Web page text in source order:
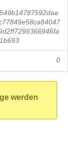
0
werden